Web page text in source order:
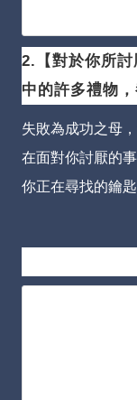
2.【對於你所討
中的許多禮物
失敗為成功之母
在面對你討厭的
你正在尋找的鑰匙